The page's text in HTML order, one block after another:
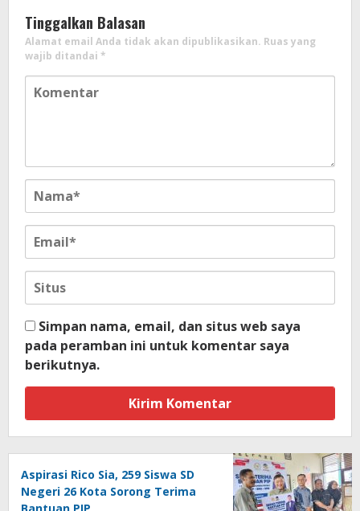
Tinggalkan Balasan
Alamat email Anda tidak akan dipublikasikan. Ruas yang
wajib ditandai *
Simpan nama, email, dan situs web saya
pada peramban ini untuk komentar saya
berikutnya.
Aspirasi Rico Sia, 259 Siswa SD
Negeri 26 Kota Sorong Terima